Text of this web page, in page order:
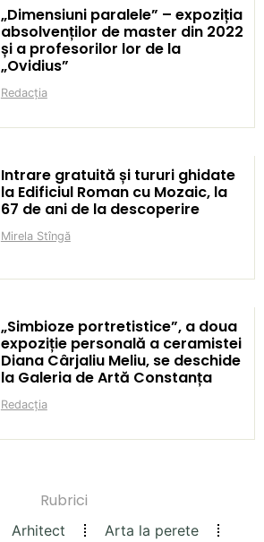
„Dimensiuni paralele” – expoziția
absolvenților de master din 2022
și a profesorilor lor de la
„Ovidius”
Redacția
Intrare gratuită și tururi ghidate
la Edificiul Roman cu Mozaic, la
67 de ani de la descoperire
Mirela Stîngă
„Simbioze portretistice”, a doua
expoziție personală a ceramistei
Diana Cârjaliu Meliu, se deschide
la Galeria de Artă Constanța
Redacția
Rubrici
Arhitect
Arta la perete